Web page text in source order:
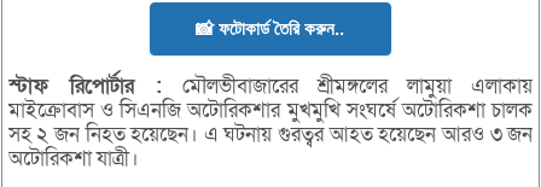
📸 ফটোকার্ড তৈরি করুন..
স্টাফরিপোর্টার : মৌলভীবাজারের শ্রীমঙ্গলের লামুয়া এলাকায়
মাইক্রোবাস ও সিএনজি অটোরিকশার মুখমুখি সংঘর্ষে অটোরিকশা চালক
সহ ২ জন নিহত হয়েছেন। এ ঘটনায় গুরত্বর আহত হয়েছেন আরও ৩ জন
অটোরিকশা যাত্রী।